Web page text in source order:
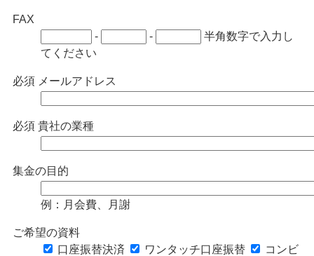
FAX
-
-
半角数字で入力し
てください
必須 メールアドレス
必須 貴社の業種
集金の目的
例：月会費、月謝
ご希望の資料
口座振替決済
ワンタッチ口座振替
コンビ